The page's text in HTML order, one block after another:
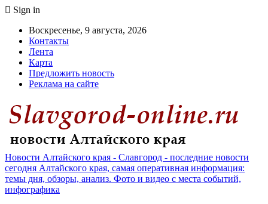
Sign in
Воскресенье, 9 августа, 2026
Контакты
Лента
Карта
Предложить новость
Реклама на сайте
Новости Алтайского края - Славгород - последние новости
сегодня Алтайского края, самая оперативная информация:
темы дня, обзоры, анализ. Фото и видео с места событий,
инфографика